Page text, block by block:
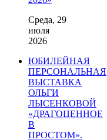
Среда, 29
июля
2026
ЮБИЛЕЙНАЯ
ПЕРСОНАЛЬНАЯ
ВЫСТАВКА
ОЛЬГИ
ЛЫСЕНКОВОЙ
«ДРАГОЦЕННОЕ
В
ПРОСТОМ».